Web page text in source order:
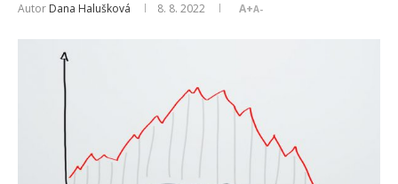
Autor Dana Halušková 8. 8. 2022 A+A-